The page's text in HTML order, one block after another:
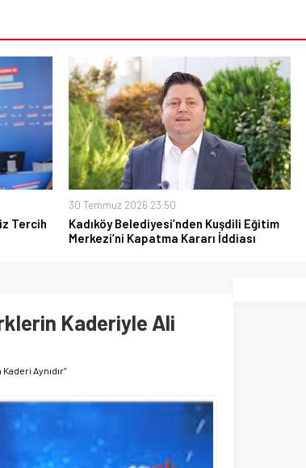
Tercih
30 Temmuz 2026 23:50
Kadıköy Belediyesi’nden Kuşdili Eğitim
Merkezi’ni Kapatma Kararı İddiası
Kaderiyle Ali
Aynıdır”